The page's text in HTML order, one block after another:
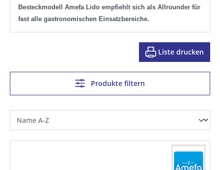
Besteckmodell Amefa Lido empfiehlt sich als Allrounder für
fast alle gastronomischen Einsatzbereiche.
Liste drucken
Produkte filtern